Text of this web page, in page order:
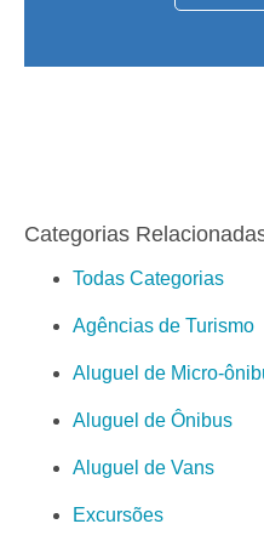
Categorias
Todas Categorias
Agências de Turismo
Aluguel de Micro-
Aluguel de Ônibus
Aluguel de Vans
Excursões